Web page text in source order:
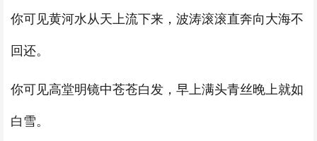
你可见黄河水从天上流下来，波涛滚滚直奔向大海不
回还。
你可见高堂明镜中苍苍白发，早上满头青丝晚上就如
白雪。